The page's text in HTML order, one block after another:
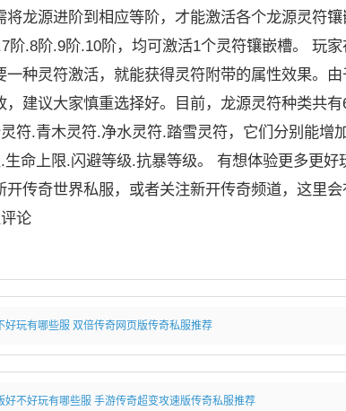
龙源进阶到相应等阶，才能激活各个龙源灵符镶
阶.8阶.9阶.10阶，均可激活1个灵符镶嵌槽。 玩
种灵符激活，就能获得灵符附带的属性效果。
建议大家慎重选择好。目前，龙源灵符种类共
符.青木灵符.净水灵符.踏雪灵符，它们分别能增
命上限.闪避等级.抗暴等级。 有想体验更多更好
开传奇世界私服，或者关注新开传奇频道，这里
论
好玩有哪些服 双倍传奇网页版传奇私服推荐
好不好玩有哪些服 手游传奇超变攻速版传奇私服推荐